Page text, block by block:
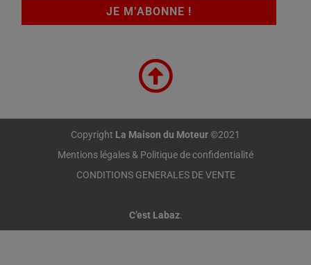
Copyright La Maison du Moteur©2021
Mentions légales & Politique de confidentialité
CONDITIONS GENERALES DE VENTE
C’est Labaz.